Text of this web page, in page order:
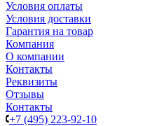
Условия оплаты
Условия доставки
Гарантия на товар
Компания
О компании
Контакты
Реквизиты
Отзывы
Контакты
+7 (495) 223-92-10